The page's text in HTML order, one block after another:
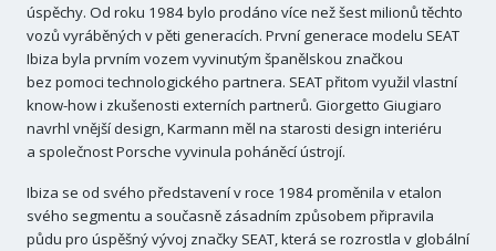
úspěchy. Od roku 1984 bylo prodáno více než šest milionů těchto
vozů vyráběných v pěti generacích. První generace modelu SEAT
Ibiza byla prvním vozem vyvinutým španělskou značkou
bez pomoci technologického partnera. SEAT přitom využil vlastní
know-how i zkušenosti externích partnerů. Giorgetto Giugiaro
navrhl vnější design, Karmann měl na starosti design interiéru
a společnost Porsche vyvinula poháněcí ústrojí.
Ibiza se od svého představení v roce 1984 proměnila v etalon
svého segmentu a současně zásadním způsobem připravila
půdu pro úspěšný vývoj značky SEAT, která se rozrostla v globální